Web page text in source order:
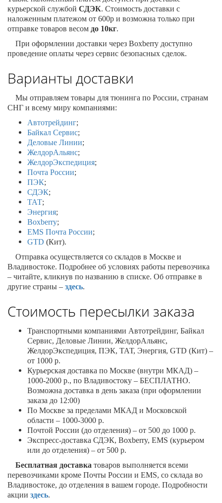
курьерской службой СДЭК. Стоимость доставки с
наложенным платежом от 600р и возможна только при
отправке товаров весом до 10кг.
При оформлении доставки через Boxberry доступно
проведение оплаты через сервис безопасных сделок.
Варианты доставки
Мы отправляем товары для тюнинга по России, странам
СНГ и всему миру компаниями:
Автотрейдинг;
Байкал Сервис;
Деловые Линии;
ЖелдорАльянс;
ЖелдорЭкспедиция;
Почта России;
ПЭК;
СДЭК;
ТАТ;
Энергия;
Boxberry;
EMS Почта России;
GTD (Кит).
Отправка осуществляется со складов в Москве и
Владивостоке. Подробнее об условиях работы перевозчика
– читайте, кликнув по названию в списке. Об отправке в
другие страны – здесь.
Стоимость пересылки заказа
Транспортными компаниями Автотрейдинг, Байкал
Сервис, Деловые Линии, ЖелдорАльянс,
ЖелдорЭкспедиция, ПЭК, ТАТ, Энергия, GTD (Кит) –
от 1000 р.
Курьерская доставка по Москве (внутри МКАД) –
1000-2000 р., по Владивостоку – БЕСПЛАТНО.
Возможна доставка в день заказа (при оформлении
заказа до 12:00)
По Москве за пределами МКАД и Московской
области – 1000-3000 р.
Почтой России (до отделения) – от 500 до 1000 р.
Экспресс-доставка СДЭК, Boxberry, EMS (курьером
или до отделения) – от 500 р.
Бесплатная доставка товаров выполняется всеми
перевозчиками кроме Почты России и EMS, со склада во
Владивостоке, до отделения в вашем городе. Подробности
акции здесь.